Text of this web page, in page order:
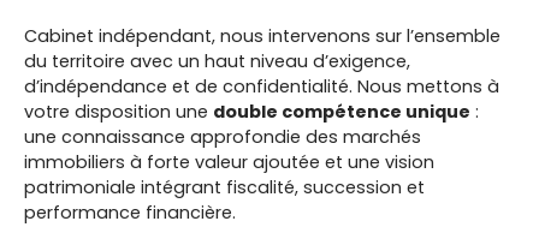
Cabinet indépendant, nous intervenons sur l’ensemble
du territoire avec un haut niveau d’exigence,
d’indépendance et de confidentialité. Nous mettons à
votre disposition une double compétence unique :
une connaissance approfondie des marchés
immobiliers à forte valeur ajoutée et une vision
patrimoniale intégrant fiscalité, succession et
performance financière.